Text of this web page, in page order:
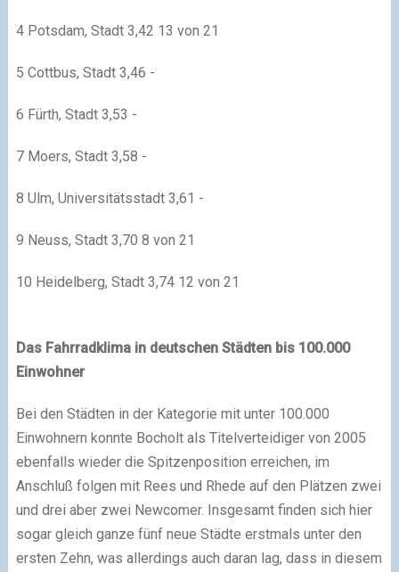
4 Potsdam, Stadt 3,42 13 von 21
5 Cottbus, Stadt 3,46 -
6 Fürth, Stadt 3,53 -
7 Moers, Stadt 3,58 -
8 Ulm, Universitätsstadt 3,61 -
9 Neuss, Stadt 3,70 8 von 21
10 Heidelberg, Stadt 3,74 12 von 21
Das Fahrradklima in deutschen Städten bis 100.000
Einwohner
Bei den Städten in der Kategorie mit unter 100.000
Einwohnern konnte Bocholt als Titelverteidiger von 2005
ebenfalls wieder die Spitzenposition erreichen, im
Anschluß folgen mit Rees und Rhede auf den Plätzen zwei
und drei aber zwei Newcomer. Insgesamt finden sich hier
sogar gleich ganze fünf neue Städte erstmals unter den
ersten Zehn, was allerdings auch daran lag, dass in diesem